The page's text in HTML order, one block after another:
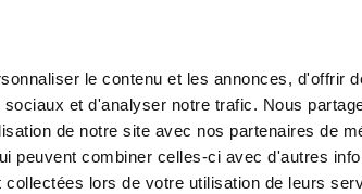
le contenu et les annonces, d'offrir
et d'analyser notre trafic. Nous
de notre site avec nos partenaires de
peuvent combiner celles-ci avec d'autres
lors de votre utilisation de leurs